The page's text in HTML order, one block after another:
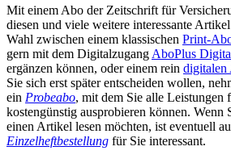
Mit einem Abo der Zeitschrift für
diesen und viele weitere interessante
Wahl zwischen einem klassischen Print-
gern mit dem Digitalzugang AboPlus
ergänzen können, oder einem rein digitalen
Sie sich erst später entscheiden wollen,
ein Probeabo, mit dem Sie alle Leistungen
kostengünstig ausprobieren können. Wenn
einen Artikel lesen möchten, ist eventuell
Einzelheftbestellung für Sie interessant.